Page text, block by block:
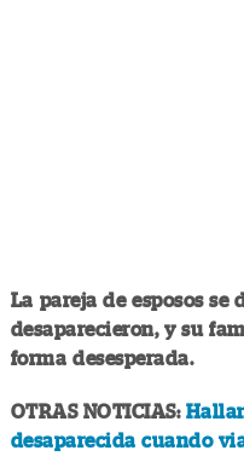
La pareja de esposos
desaparecieron, y su
forma desesperada.
OTRAS NOTICIAS:
desaparecida cuando